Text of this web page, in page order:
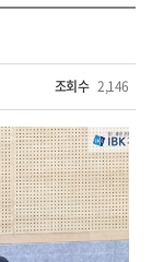
조회수 2,146